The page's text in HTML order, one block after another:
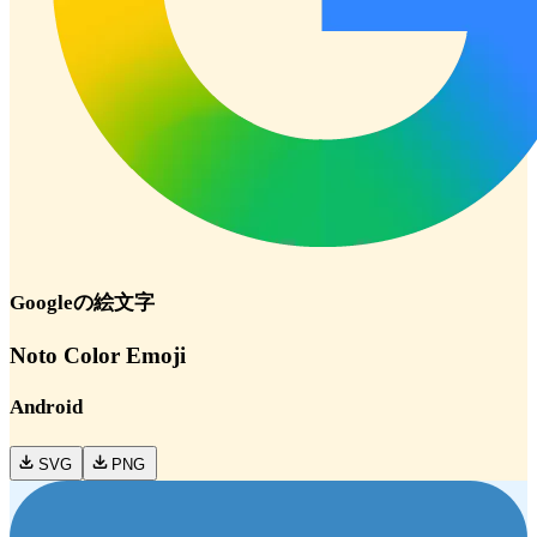
Googleの絵文字
Noto Color Emoji
Android
SVG PNG